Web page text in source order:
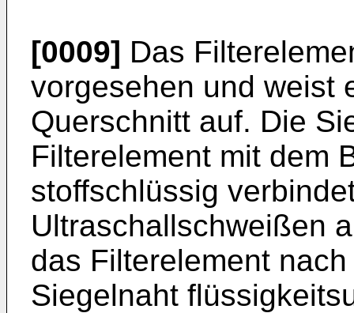
[0009] Das
vorgesehen und weist
Querschnitt auf. Die
Filterelement mit dem
stoffschlüssig
Ultraschallschweißen
das Filterelement
Siegelnaht